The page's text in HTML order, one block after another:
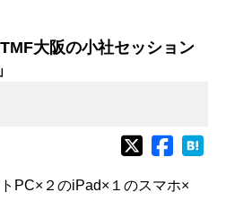
大阪の小社セッション
PC×２のiPad×１のスマホ×